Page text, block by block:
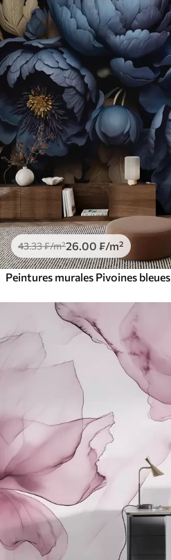
43.33₣/m²26.00 ₣/m²
Peintures murales Pivoines bleues